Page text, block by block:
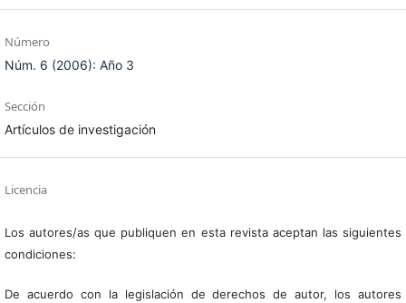
Número
Núm. 6 (2006): Año 3
Sección
Artículos de investigación
Licencia
Los autores/as que publiquen en esta revista aceptan las siguientes
condiciones:
De acuerdo con la legislación de derechos de autor, los autores